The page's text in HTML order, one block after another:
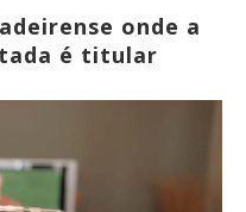
onde a
é titular